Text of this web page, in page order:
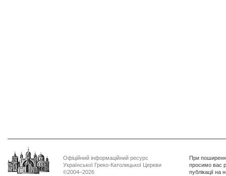
Офіційний інформаційний ресурс
Української Греко-Католицької Церкви
©2004–2026
При
просимо вас
публікації на